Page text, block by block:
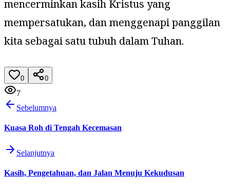
mencerminkan kasih Kristus yang
mempersatukan, dan menggenapi panggilan
kita sebagai satu tubuh dalam Tuhan.
0 0
7
Sebelumnya
Kuasa Roh di Tengah Kecemasan
Selanjutnya
Kasih, Pengetahuan, dan Jalan Menuju Kekudusan